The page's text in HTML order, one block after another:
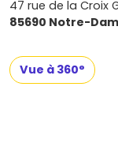
47 rue de la Croix
85690 Notre-
Vue à 360°